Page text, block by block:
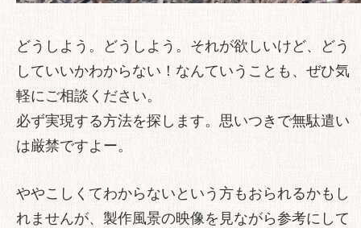
どうしよう。どうしよう。それが欲しいけど、どう
していいかわからない！なんていうことも、ぜひ気
軽にご相談ください。
必ず実現する方法を探します。思いつきで無駄遣い
は厳禁ですよー。
ややこしくてわからないという方もおられるかもし
れませんが、製作風景の映像を見ながら参考にして